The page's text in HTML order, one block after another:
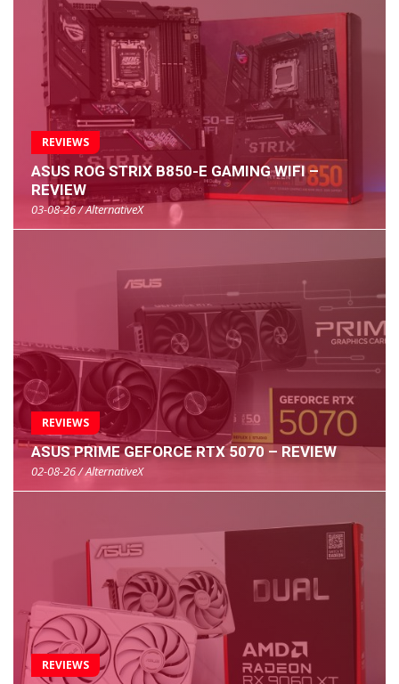
REVIEWS
ASUS ROG STRIX B850-E GAMING WIFI –
REVIEW
03-08-26 / AlternativeX
REVIEWS
ASUS PRIME GEFORCE RTX 5070 – REVIEW
02-08-26 / AlternativeX
REVIEWS